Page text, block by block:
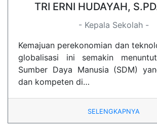
TRI ERNI HUDAYAH,
- Kepala Sekolah -
Kemajuan perekonomian dan
globalisasi ini semakin
Sumber Daya Manusia (SDM)
dan kompeten di…
SELENGKAPNYA